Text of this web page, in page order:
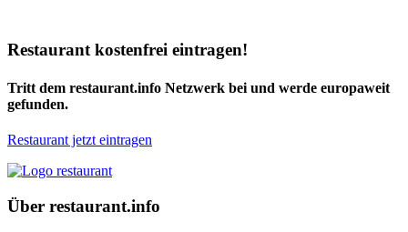
Restaurant kostenfrei eintragen!
Tritt dem restaurant.info Netzwerk bei und werde europaweit
gefunden.
Restaurant jetzt eintragen
Über restaurant.info